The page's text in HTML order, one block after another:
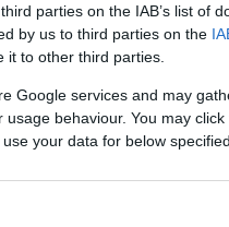
parties on the IAB’s list of
by us to third parties on the
it to other third parties.
Google services and may
behaviour. You may
your data for below
áll. A színészek és
elődöntőket
esemény fővédnöke